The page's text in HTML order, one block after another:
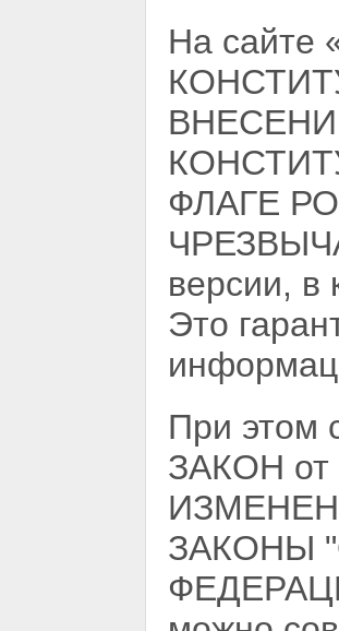
На сайте
ФЛАГЕ
версии, в
Это
При
ЗАКОН
ЗАКОНЫ